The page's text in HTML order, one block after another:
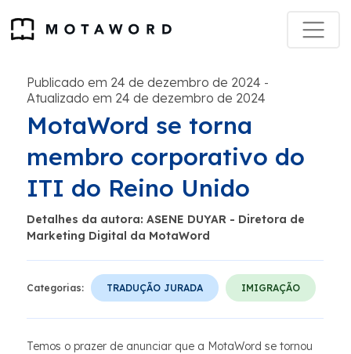
Publicado em 24 de dezembro de 2024 -
Atualizado em 24 de dezembro de 2024
MotaWord se torna
membro corporativo do
ITI do Reino Unido
Detalhes da autora: ASENE DUYAR - Diretora de
Marketing Digital da MotaWord
Categorias: TRADUÇÃO JURADA IMIGRAÇÃO
Temos o prazer de anunciar que a MotaWord se tornou